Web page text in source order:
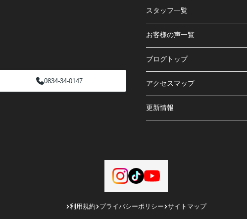
0834-34-0147
スタッフ一覧
お客様の声一覧
ブログトップ
アクセスマップ
更新情報
利用規約 プライバシーポリシー サイトマップ